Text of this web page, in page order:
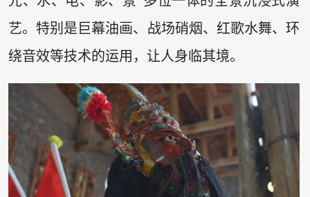
艺。特别是巨幕油画、战场硝烟、红歌水舞、环
绕音效等技术的运用，让人身临其境。